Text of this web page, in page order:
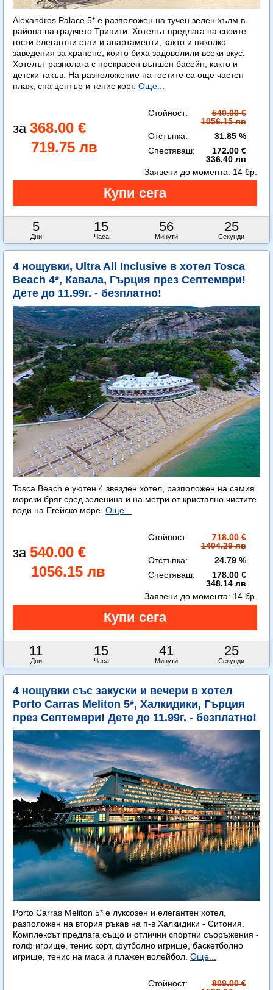
Alexandros Palace 5* e разположен на тучен зелен хълм в
района на градчето Трипити. Хотелът предлага на своите
гости елегантни стаи и апартаменти, както и няколко
заведения за хранене, които биха задоволили всеки вкус.
Хотелът разполага с прекрасен външен басейн, както и
детски такъв. На разположение на гостите са още частен
плаж, спа център и тенис корт. Още...
368.00 €
719.75 лв
Стойност:
540.00 €
1056.15 лв
Отстъпка:
31.85 %
Спестяваш:
172.00 €
336.40 лв
5
Дни
15
Часа
56
Минути
23
Секунди
Заявени до момента: 14 бр.
4 нощувки, Ultra All Inclusive в хотел Tosca
Beach 4*, Кавала, Гърция през Септември!
Дете до 11.99г. - безплатно!
Tosca Beach е уютен 4 звезден хотел, разположен на самия
морски бряг сред зеленина и на метри от кристално чистите
води на Егейско море. Още...
540.00 €
1056.15 лв
Стойност:
718.00 €
1404.29 лв
Отстъпка:
24.79 %
Спестяваш:
178.00 €
348.14 лв
11
Дни
15
Часа
41
Минути
23
Секунди
Заявени до момента: 14 бр.
4 нощувки със закуски и вечери в хотел
Porto Carras Meliton 5*, Халкидики, Гърция
през Септември! Дете до 11.99г. - безплатно!
Porto Carras Meliton 5* е луксозен и елегантен хотел,
разположен на втория ръкав на п-в Халкидики - Ситония.
Комплексът предлага също и отлични спортни съоръжения -
голф игрище, тенис корт, футболно игрище, баскетболно
игрище, тенис на маса и плажен волейбол. Още...
Стойност:
809.00 €